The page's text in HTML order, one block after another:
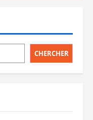
CHERCHER